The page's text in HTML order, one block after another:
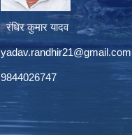
रंधिर कुमार यादव
yadav.randhir21@gmail.com
9844026747